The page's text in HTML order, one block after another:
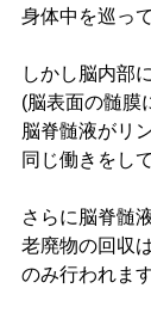
身体中を巡っ
しかし脳内部
(脳表面の髄膜
脳脊髄液がリ
同じ働きをし
さらに脳脊髄
老廃物の回収
のみ行われます